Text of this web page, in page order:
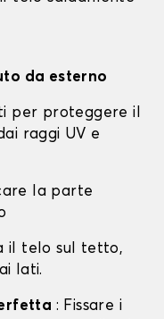
da esterno
per proteggere il
raggi UV e
la parte
il telo sul tetto,
lati.
: Fissare i